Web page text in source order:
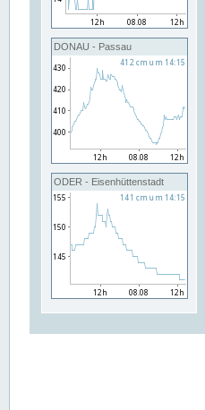
DONAU - Passau
ODER - Eisenhüttenstadt